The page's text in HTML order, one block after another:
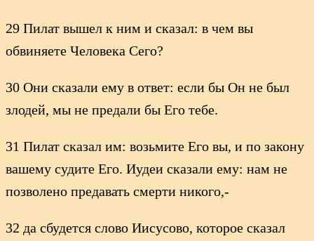
29 Пилат вышел к ним и сказал: в чем вы
обвиняете Человека Сего?
30 Они сказали ему в ответ: если бы Он не был
злодей, мы не предали бы Его тебе.
31 Пилат сказал им: возьмите Его вы, и по закону
вашему судите Его. Иудеи сказали ему: нам не
позволено предавать смерти никого,-
32 да сбудется слово Иисусово, которое сказал